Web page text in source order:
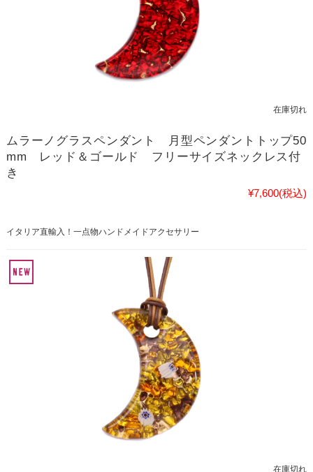
在庫切れ
ムラーノグラスペンダント 月型ペンダントトップ50
mm レッド＆ゴールド フリーサイズネックレス付
き
¥7,600(税込)
イタリア直輸入！一点物ハンドメイドアクセサリー
在庫切れ